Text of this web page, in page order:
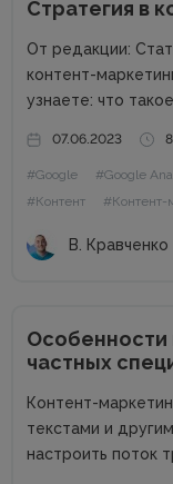
Стратегия в
От редакции:
контент-
узнаете: что такое контент-маркетинг; какие задачи
контент-маркетинге; какой инструментарий
реализации контентной
и как его...
07.06.2023
#Google #Google
#Контент
#Контент-
В. Кравченко
Особенности
частных
Контент-
текстами и
настроить поток